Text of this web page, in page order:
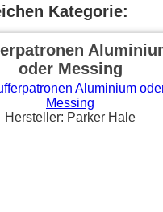
Kategorie:
oder Messing
Hersteller: Parker Hale